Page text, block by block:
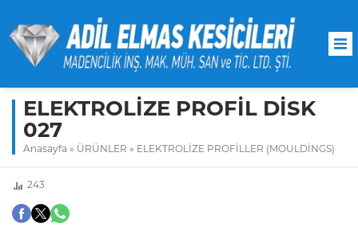
ELEKTROLİZE PROFİL DİSK
027
Anasayfa » ÜRÜNLER » ELEKTROLİZE PROFİLLER (MOULDİNGS)
243